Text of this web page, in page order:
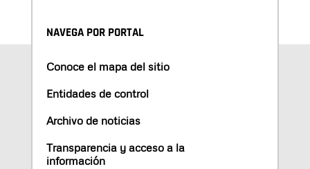
NAVEGA POR PORTAL
Conoce el mapa del sitio
Entidades de control
Archivo de noticias
Transparencia y acceso a la
información